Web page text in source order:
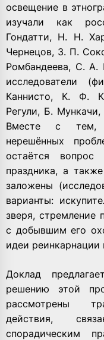
освещение в
изучали как
Гондатти, Н. Н.
Чернецов, З. П.
Ромбандеева, С. А.
исследователи
Каннисто, К. Ф.
Регули, Б.
Вместе с тем,
нерешённых
остаётся
праздника, а
заложены
варианты:
зверя, стремление
с добывшим его
идеи реинкарнации
Доклад
решению этой
рассмотрены
действия,
спорадическим